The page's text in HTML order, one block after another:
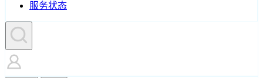
服务状态